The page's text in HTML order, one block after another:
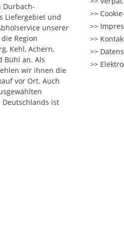
Durbach-
Liefergebiet und
unserer
Region
Kehl, Achern,
Bühl an. Als
wir ihnen die
vor Ort. Auch
ist